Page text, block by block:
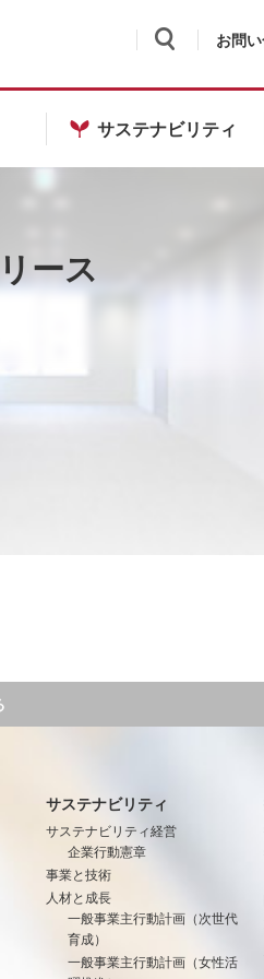
お問
サステナビリティ
ース
サステナビリティ
サステナビリティ経営
企業行動憲章
事業と技術
人材と成長
一般事業主行動計画（次世代
育成）
一般事業主行動計画（女性活